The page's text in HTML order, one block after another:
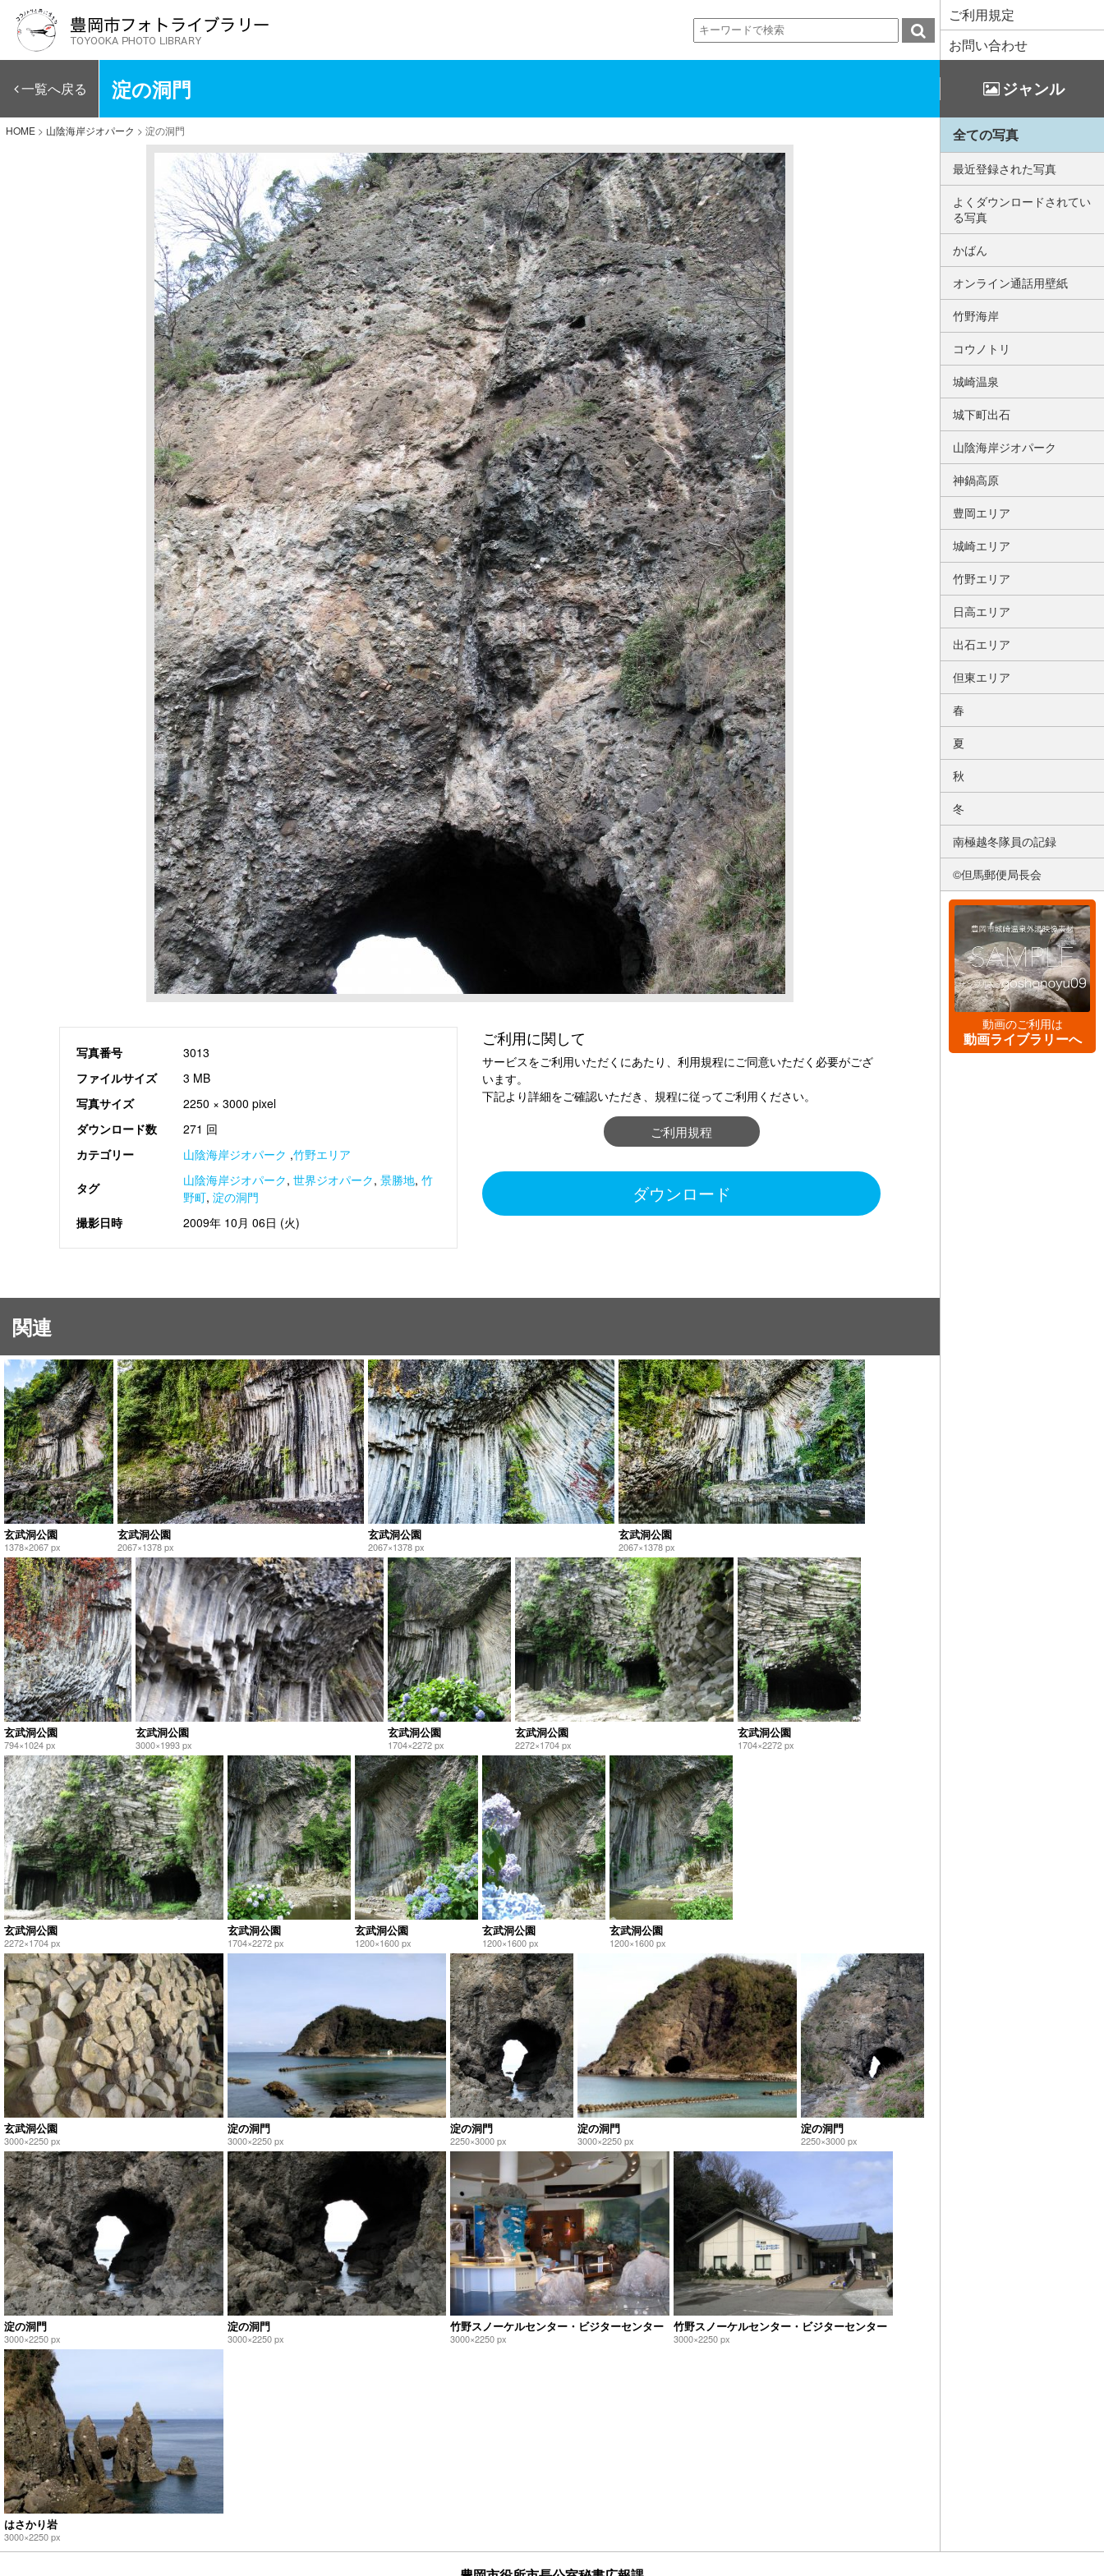
ご利用規定
お問い合わせ
一覧へ戻る 淀の洞門 ジャンル
HOME > 山陰海岸ジオパーク > 淀の洞門
写真番号
3013
ファイルサイズ
3 MB
写真サイズ
2250 × 3000 pixel
ダウンロード数
271 回
カテゴリー
山陰海岸ジオパーク ,竹野エリア
タグ 山陰海岸ジオパーク, 世界ジオパーク, 景勝地, 竹
野町, 淀の洞門
撮影日時
2009年 10月 06日 (火)
ご利用に関して
サービスをご利用いただくにあたり、利用規程にご同意いただく必要がござ
います。
下記より詳細をご確認いただき、規程に従ってご利用ください。
ご利用規程
ダウンロード
関連
玄武洞公園
1378×2067 px
玄武洞公園
2067×1378 px
玄武洞公園
2067×1378 px
玄武洞公園
2067×1378 px
玄武洞公園
794×1024 px
玄武洞公園
3000×1993 px
玄武洞公園
1704×2272 px
玄武洞公園
2272×1704 px
玄武洞公園
1704×2272 px
玄武洞公園
2272×1704 px
玄武洞公園
1704×2272 px
玄武洞公園
1200×1600 px
玄武洞公園
1200×1600 px
玄武洞公園
1200×1600 px
玄武洞公園
3000×2250 px
淀の洞門
3000×2250 px
淀の洞門
2250×3000 px
淀の洞門
3000×2250 px
淀の洞門
2250×3000 px
淀の洞門
3000×2250 px
淀の洞門
3000×2250 px
竹野スノーケルセンター・ビジターセンター
3000×2250 px
竹野スノーケルセンター・ビジターセンター
3000×2250 px
はさかり岩
3000×2250 px
全ての写真
最近登録された写真
よくダウンロードされてい
る写真
かばん
オンライン通話用壁紙
竹野海岸
コウノトリ
城崎温泉
城下町出石
山陰海岸ジオパーク
神鍋高原
豊岡エリア
城崎エリア
竹野エリア
日高エリア
出石エリア
但東エリア
春
夏
秋
冬
南極越冬隊員の記録
©但馬郵便局長会
動画のご利用は
動画ライブラリーへ